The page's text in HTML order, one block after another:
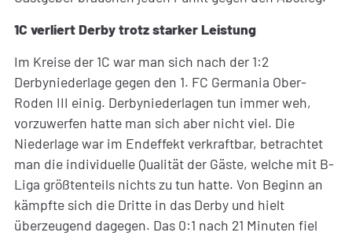
1C verliert Derby trotz starker Leistung
Im Kreise der 1C war man sich nach der 1:2
Derbyniederlage gegen den 1. FC Germania Ober-
Roden III einig. Derbyniederlagen tun immer weh,
vorzuwerfen hatte man sich aber nicht viel. Die
Niederlage war im Endeffekt verkraftbar, betrachtet
man die individuelle Qualität der Gäste, welche mit B-
Liga größtenteils nichts zu tun hatte. Von Beginn an
kämpfte sich die Dritte in das Derby und hielt
überzeugend dagegen. Das 0:1 nach 21 Minuten fiel